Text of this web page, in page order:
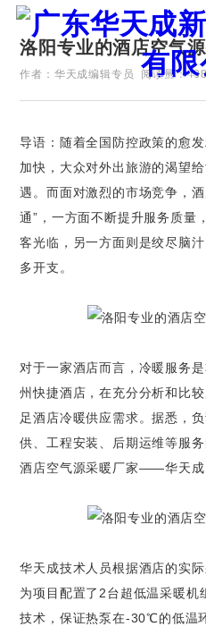
证券代码
洛阳专业的酒店空气
作者：华天成编辑专员 阅读量：
导语：随着全国防控政策的愈
加快，大众对外出旅游的渴望
遇。而面对激烈的市场竞争，
通”，一方面不断提升服务质量
客光临，另一方面则是绞尽脑
多开支。
对于一家酒店而言，冷暖服务
州快捷酒店，在充分分析和比
足酒店冷暖供应需求。据悉，
供、工程安装、后期运维等服
酒店空气源采暖厂家——华天成
华天成技术人员根据酒店的实
为项目配置了2台超低温采暖机
技术，保证热泵在-30℃的低温